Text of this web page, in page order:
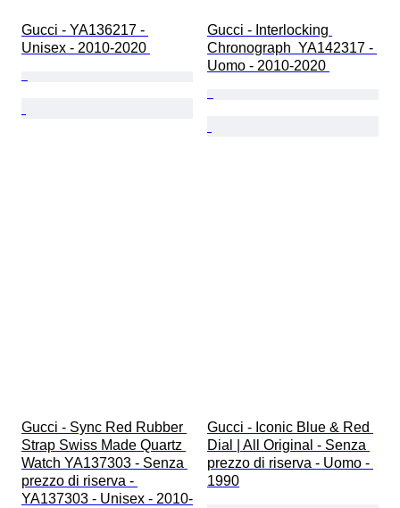
Gucci - YA136217 -
Unisex - 2010-2020
Gucci - Interlocking
Chronograph  YA142317 -
Uomo - 2010-2020
Gucci - Sync Red Rubber
Strap Swiss Made Quartz
Watch YA137303 - Senza
prezzo di riserva -
YA137303 - Unisex - 2010-
Gucci - Iconic Blue & Red
Dial | All Original - Senza
prezzo di riserva - Uomo -
1990